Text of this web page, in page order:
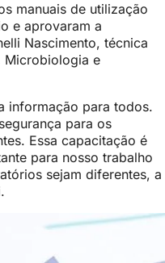
manuais de utilização
e aprovaram a
Nascimento, técnica
Microbiologia e
informação para todos.
para os
Essa capacitação é
para nosso trabalho
sejam diferentes, a